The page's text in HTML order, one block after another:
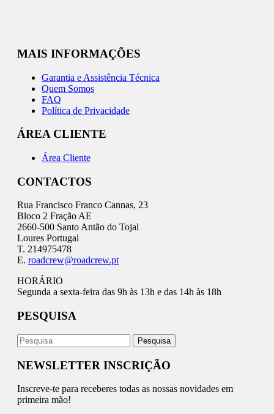
MAIS INFORMAÇÕES
Garantia e Assistência Técnica
Quem Somos
FAQ
Política de Privacidade
ÁREA CLIENTE
Área Cliente
CONTACTOS
Rua Francisco Franco Cannas, 23
Bloco 2 Fração AE
2660-500 Santo Antão do Tojal
Loures Portugal
T. 214975478
E. roadcrew@roadcrew.pt
HORÁRIO
Segunda a sexta-feira das 9h às 13h e das 14h às 18h
PESQUISA
NEWSLETTER INSCRIÇÃO
Inscreve-te para receberes todas as nossas novidades em
primeira mão!